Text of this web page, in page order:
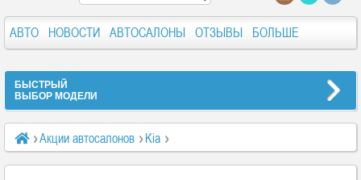
АВТО НОВОСТИ АВТОСАЛОНЫ ОТЗЫВЫ БОЛЬШЕ
БЫСТРЫЙ
ВЫБОР МОДЕЛИ
Акции автосалонов
Kia
Выгода 50 000 рублей при покупке KIA Picanto